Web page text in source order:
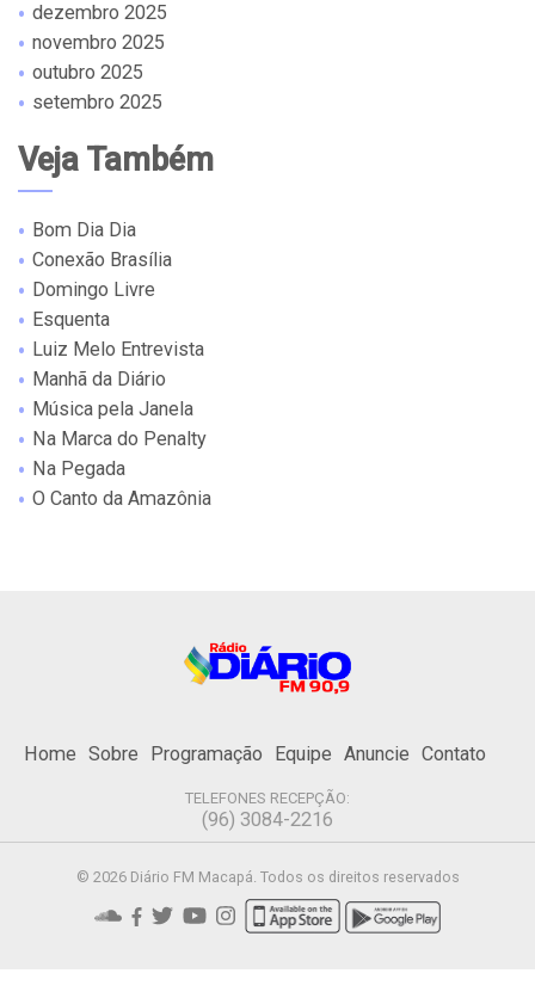
dezembro 2025
novembro 2025
outubro 2025
setembro 2025
Veja Também
Bom Dia Dia
Conexão Brasília
Domingo Livre
Esquenta
Luiz Melo Entrevista
Manhã da Diário
Música pela Janela
Na Marca do Penalty
Na Pegada
O Canto da Amazônia
Home Sobre Programação Equipe Anuncie Contato
TELEFONES RECEPÇÃO:
(96) 3084-2216
© 2026 Diário FM Macapá. Todos os direitos reservados